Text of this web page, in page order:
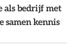
als bedrijf met
samen kennis